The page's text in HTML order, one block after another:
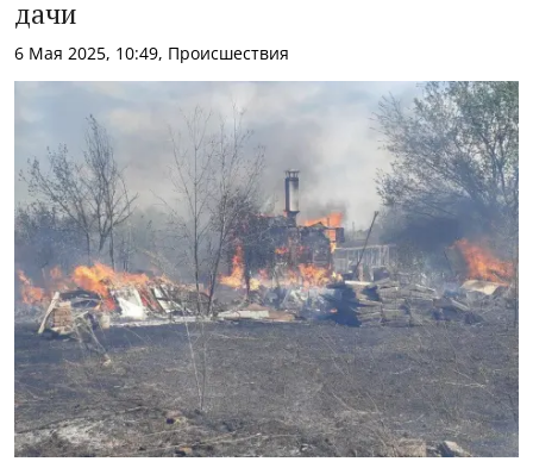
дачи
6 Мая 2025, 10:49, Происшествия